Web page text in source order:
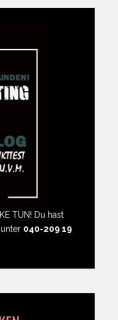
TUN! Du hast
040-209 19